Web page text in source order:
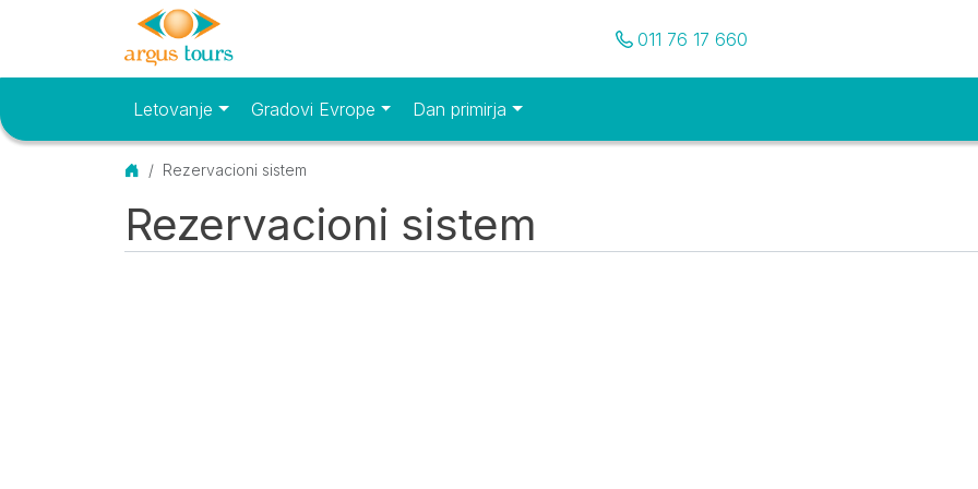
Pozovite nas
011 76 17 660
Osnovni meniLetovanje Gradovi Evrope Dan primirja
Početna
Rezervacioni sistem
Rezervacioni sistem